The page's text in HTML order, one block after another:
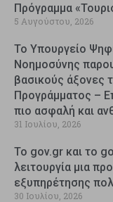
Πρόγραμμα
5 Αυγούστου, 2026
Το Υπουργείο
Νοημοσύνης
βασικούς άξονες
Προγράμματος –
πιο ασφαλή και
31 Ιουλίου, 2026
Το gov.gr και το
λειτουργία μια
εξυπηρέτησης
30 Ιουλίου, 2026